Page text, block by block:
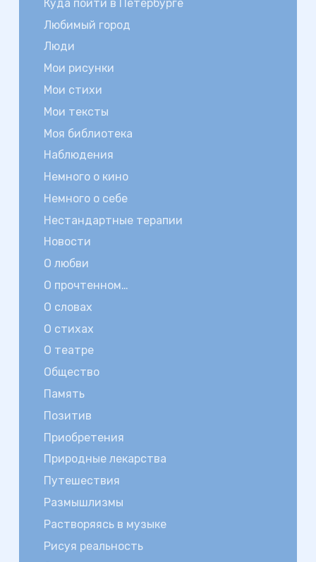
Куда пойти в Петербурге
Любимый город
Люди
Мои рисунки
Мои стихи
Мои тексты
Моя библиотека
Наблюдения
Немного о кино
Немного о себе
Нестандартные терапии
Новости
О любви
О прочтенном…
О словах
О стихах
О театре
Общество
Память
Позитив
Приобретения
Природные лекарства
Путешествия
Размышлизмы
Растворяясь в музыке
Рисуя реальность